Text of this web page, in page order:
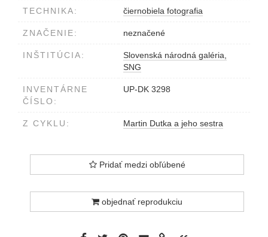
TECHNIKA: čiernobiela fotografia
ZNAČENIE: neznačené
INŠTITÚCIA:
Slovenská národná galéria,
SNG
INVENTÁRNE
ČÍSLO:
UP-DK 3298
Z CYKLU: Martin Dutka a jeho sestra
Pridať medzi obľúbené
objednať reprodukciu